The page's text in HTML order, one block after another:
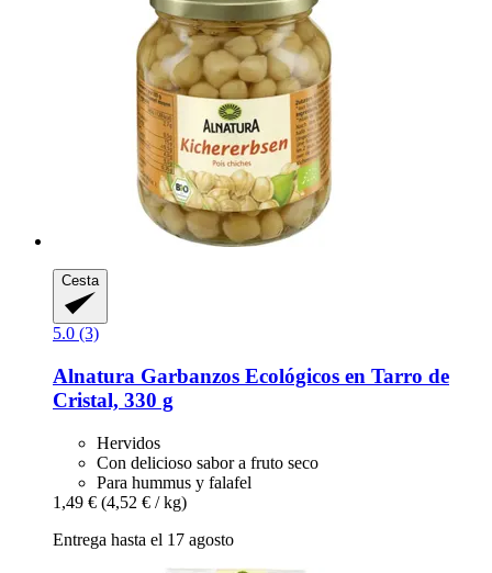
Cesta
5.0 (3)
Alnatura Garbanzos Ecológicos en Tarro de
Cristal, 330 g
Hervidos
Con delicioso sabor a fruto seco
Para hummus y falafel
1,49 € (4,52 € / kg)
Entrega hasta el 17 agosto